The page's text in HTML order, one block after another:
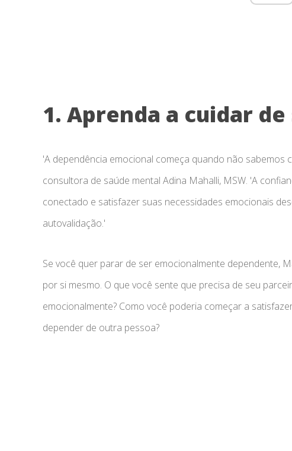
1. Aprenda a cuidar
'A dependência emocional começa quando não
consultora de saúde mental Adina Mahalli, MSW. 'A
conectado e satisfazer suas necessidades emocionais
autovalidação.'
Se você quer parar de ser emocionalmente dependente,
por si mesmo. O que você sente que precisa de seu
emocionalmente? Como você poderia começar a
depender de outra pessoa?